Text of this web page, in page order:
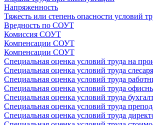
Напряженность
Тяжесть или степень опасности условий
Вредность по СОУТ
Комиссия СОУТ
Компенсации СОУТ
Компенсации СОУТ
Специальная оценка условий труда на
Специальная оценка условий труда слесаря
Специальная оценка условий труда
Специальная оценка условий труда
Специальная оценка условий труда
Специальная оценка условий труда
Специальная оценка условий труда